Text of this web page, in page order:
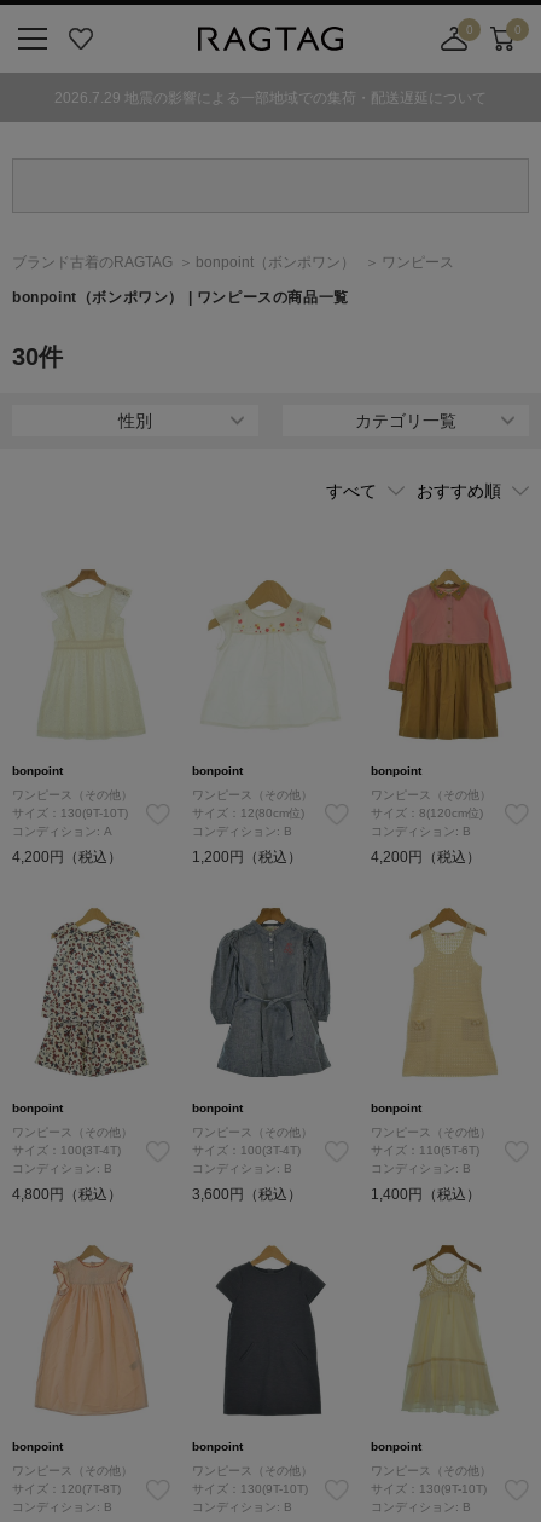
気
0
舗
カ
ト
0
2026.7.29 地震の影響による一部地域での集荷・配送遅延について
ブランド古着のRAGTAG bonpoint （ボンポワン） ワンピース
bonpoint （ボンポワン） | ワンピースの商品一覧
30件
性別 カテゴリ一覧
bonpoint
ワンピース（その他）
サイズ：130(9T-10T)
コンディション: A
4,200円（税込）
bonpoint
ワンピース（その他）
サイズ：12(80cm位)
コンディション: B
1,200円（税込）
bonpoint
ワンピース（その他）
サイズ：8(120cm位)
コンディション: B
4,200円（税込）
bonpoint
ワンピース（その他）
サイズ：100(3T-4T)
コンディション: B
4,800円（税込）
bonpoint
ワンピース（その他）
サイズ：100(3T-4T)
コンディション: B
3,600円（税込）
bonpoint
ワンピース（その他）
サイズ：110(5T-6T)
コンディション: B
1,400円（税込）
bonpoint
ワンピース（その他）
サイズ：120(7T-8T)
コンディション: B
bonpoint
ワンピース（その他）
サイズ：130(9T-10T)
コンディション: B
bonpoint
ワンピース（その他）
サイズ：130(9T-10T)
コンディション: B